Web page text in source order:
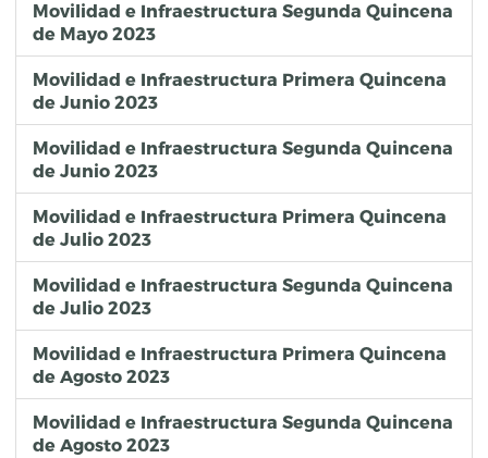
Movilidad e Infraestructura Segunda Quincena
de Mayo 2023
Movilidad e Infraestructura Primera Quincena
de Junio 2023
Movilidad e Infraestructura Segunda Quincena
de Junio 2023
Movilidad e Infraestructura Primera Quincena
de Julio 2023
Movilidad e Infraestructura Segunda Quincena
de Julio 2023
Movilidad e Infraestructura Primera Quincena
de Agosto 2023
Movilidad e Infraestructura Segunda Quincena
de Agosto 2023